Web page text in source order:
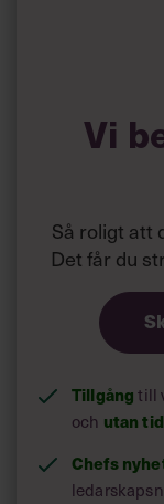
företagsparken i
mitten av
tejp på golvet,
Läs också:
Vi
Så roligt att
Det får du
Tillgångtill
och utan
Chefs